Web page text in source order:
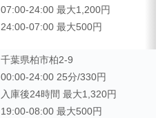
07:00-24:00 最大1,200円
24:00-07:00 最大500円
千葉県柏市柏2-9
00:00-24:00 25分/330円
入庫後24時間 最大1,320円
19:00-08:00 最大500円